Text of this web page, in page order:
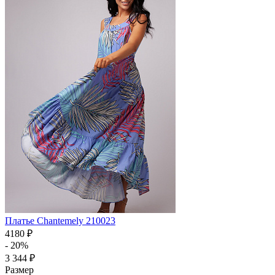
Платье Chantemely 210023
4180 ₽
- 20%
3 344 ₽
Размер